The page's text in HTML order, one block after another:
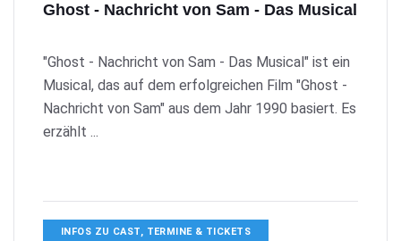
Ghost - Nachricht von Sam - Das Musical
"Ghost - Nachricht von Sam - Das Musical" ist ein
Musical, das auf dem erfolgreichen Film "Ghost -
Nachricht von Sam" aus dem Jahr 1990 basiert. Es
erzählt ...
INFOS ZU CAST, TERMINE & TICKETS